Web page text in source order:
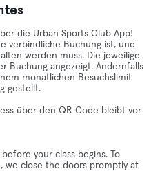
die Urban Sports Club App!
verbindliche Buchung ist, und
werden muss. Die jeweilige
Buchung angezeigt. Andernfalls
monatlichen Besuchslimit
gestellt.
über den QR Code bleibt vor
your class begins. To
we close the doors promptly at